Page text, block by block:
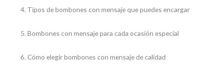
Tipos de bombones con mensaje que puedes encargar
Bombones con mensaje para cada ocasión especial
Cómo elegir bombones con mensaje de calidad